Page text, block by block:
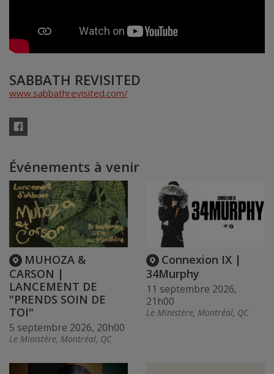
SABBATH REVISITED
www.sabbathrevisited.com/
Événements à venir
MUHOZA &
CARSON |
LANCEMENT DE
"PRENDS SOIN DE
TOI"
5 septembre 2026, 20h00
Le Ministère, Montréal, QC
Connexion IX |
34Murphy
11 septembre 2026,
21h00
Le Ministère, Montréal, QC